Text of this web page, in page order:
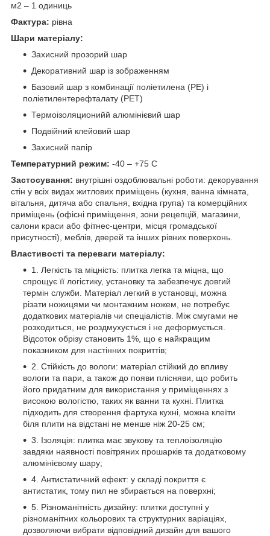
м2 – 1 одиниць
Фактура: рівна
Шари матеріалу:
Захисний прозорий шар
Декоративний шар із зображенням
Базовий шар з комбинації поліетилена (PE) і
поліетилентерефталату (PET)
Термоізоляционийй алюмінієвий шар
Подвійний клейовий шар
Захисний папір
Температурний режим: -40 – +75 С
Застосування: внутрішні оздоблювальні роботи: декорування
стін у всіх видах житлових приміщень (кухня, ванна кімната,
вітальня, дитяча або спальня, вхідна група) та комерційних
приміщень (офісні приміщення, зони рецепцій, магазини,
салони краси або фітнес-центри, місця громадської
присутності), меблів, дверей та інших рівних поверхонь.
Властивості та переваги матеріалу:
1. Легкість та міцність: плитка легка та міцна, що
спрощує її логістику, установку та забезпечує довгий
термін служби. Матеріал легкий в установці, можна
різати ножицями чи монтажним ножем, не потребує
додаткових матеріалів чи спеціалістів. Між смугами не
розходиться, не роздмухується і не деформується.
Відсоток обрізу становить 1%, що є найкращим
показником для настінних покриттів;
2. Стійкість до вологи: матеріал стійкий до впливу
вологи та пари, а також до появи плісняви, що робить
його придатним для використання у приміщеннях з
високою вологістю, таких як ванни та кухні. Плитка
підходить для створення фартуха кухні, можна клеїти
біля плити на відстані не менше ніж 20-25 см;
3. Ізоляція: плитка має звукову та теплоізоляцію
завдяки наявності повітряних прошарків та додатковому
алюмінієвому шару;
4. Антистатичний ефект: у складі покриття є
антистатик, тому пил не збирається на поверхні;
5. Різноманітність дизайну: плитки доступні у
різноманітних кольорових та структурних варіаціях,
дозволяючи вибрати відповідний дизайн для вашого